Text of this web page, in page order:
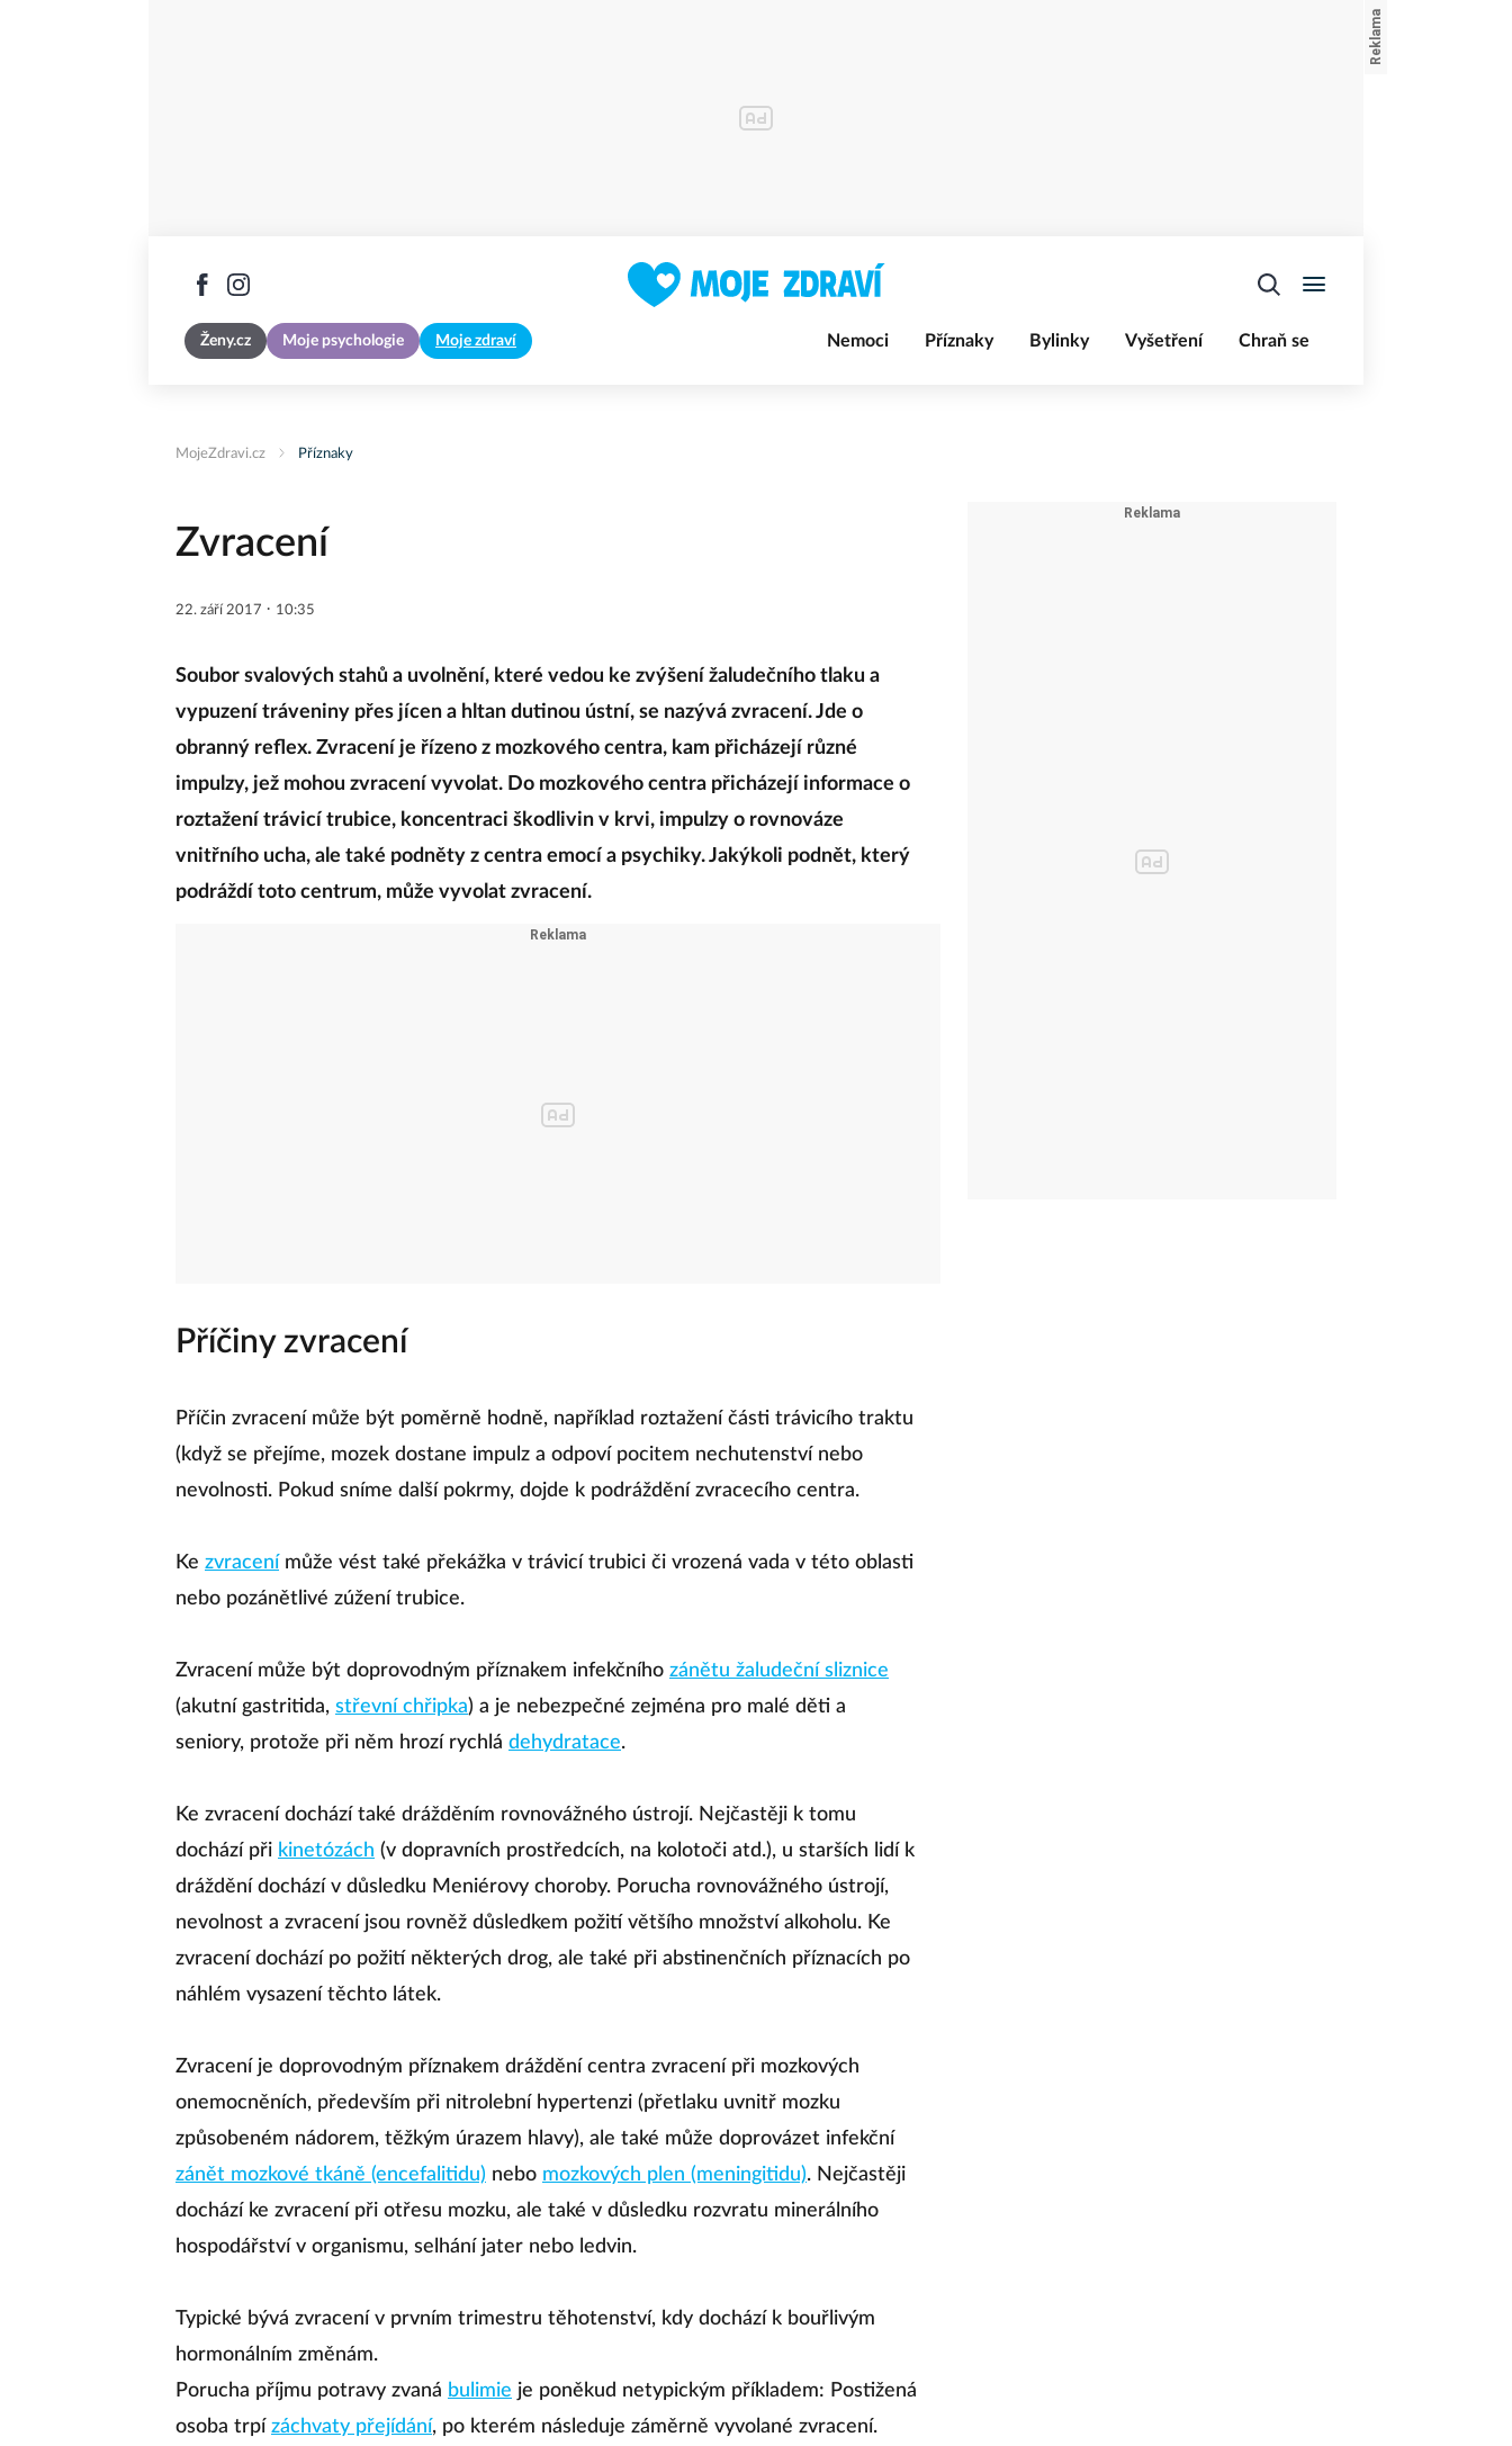
Ženy.cz Moje psychologie Moje zdraví Nemoci Příznaky Bylinky Vyšetření Chraň se
MojeZdravi.cz Příznaky
Zvracení
22. září 2017 · 10:35
Soubor svalových stahů a uvolnění, které vedou ke zvýšení žaludečního tlaku a
vypuzení tráveniny přes jícen a hltan dutinou ústní, se nazývá zvracení. Jde o
obranný reflex. Zvracení je řízeno z mozkového centra, kam přicházejí různé
impulzy, jež mohou zvracení vyvolat. Do mozkového centra přicházejí informace o
roztažení trávicí trubice, koncentraci škodlivin v krvi, impulzy o rovnováze
vnitřního ucha, ale také podněty z centra emocí a psychiky. Jakýkoli podnět, který
podráždí toto centrum, může vyvolat zvracení.
Příčiny zvracení
Příčin zvracení může být poměrně hodně, například roztažení části trávicího traktu
(když se přejíme, mozek dostane impulz a odpoví pocitem nechutenství nebo
nevolnosti. Pokud sníme další pokrmy, dojde k podráždění zvracecího centra.
Ke zvracení může vést také překážka v trávicí trubici či vrozená vada v této oblasti
nebo pozánětlivé zúžení trubice.
Zvracení může být doprovodným příznakem infekčního zánětu žaludeční sliznice
(akutní gastritida, střevní chřipka) a je nebezpečné zejména pro malé děti a
seniory, protože při něm hrozí rychlá dehydratace.
Ke zvracení dochází také drážděním rovnovážného ústrojí. Nejčastěji k tomu
dochází při kinetózách (v dopravních prostředcích, na kolotoči atd.), u starších lidí k
dráždění dochází v důsledku Meniérovy choroby. Porucha rovnovážného ústrojí,
nevolnost a zvracení jsou rovněž důsledkem požití většího množství alkoholu. Ke
zvracení dochází po požití některých drog, ale také při abstinenčních příznacích po
náhlém vysazení těchto látek.
Zvracení je doprovodným příznakem dráždění centra zvracení při mozkových
onemocněních, především při nitrolební hypertenzi (přetlaku uvnitř mozku
způsobeném nádorem, těžkým úrazem hlavy), ale také může doprovázet infekční
zánět mozkové tkáně (encefalitidu) nebo mozkových plen (meningitidu). Nejčastěji
dochází ke zvracení při otřesu mozku, ale také v důsledku rozvratu minerálního
hospodářství v organismu, selhání jater nebo ledvin.
Typické bývá zvracení v prvním trimestru těhotenství, kdy dochází k bouřlivým
hormonálním změnám.
Porucha příjmu potravy zvaná bulimie je poněkud netypickým příkladem: Postižená
osoba trpí záchvaty přejídání, po kterém následuje záměrně vyvolané zvracení.